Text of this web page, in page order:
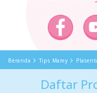
Beranda Tips Mamy
Daftar